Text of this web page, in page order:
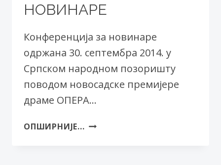
НОВИНАРЕ
Конференцијa за новинаре
одржана 30. септембра 2014. у
Српском народном позоришту
поводом новосадске премијере
драме ОПЕРА…
ОПШИРНИЈЕ... ОПЕРА